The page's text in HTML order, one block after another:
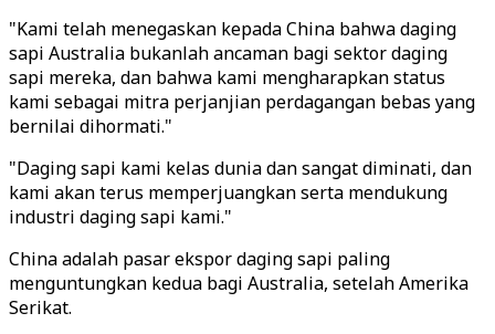
"Kami telah menegaskan kepada China bahwa daging
sapi Australia bukanlah ancaman bagi sektor daging
sapi mereka, dan bahwa kami mengharapkan status
kami sebagai mitra perjanjian perdagangan bebas yang
bernilai dihormati."
"Daging sapi kami kelas dunia dan sangat diminati, dan
kami akan terus memperjuangkan serta mendukung
industri daging sapi kami."
China adalah pasar ekspor daging sapi paling
menguntungkan kedua bagi Australia, setelah Amerika
Serikat.